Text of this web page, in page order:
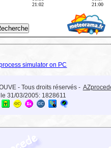
simulator on PC
- Tous droits réservés -
31/03/2005: 1828611